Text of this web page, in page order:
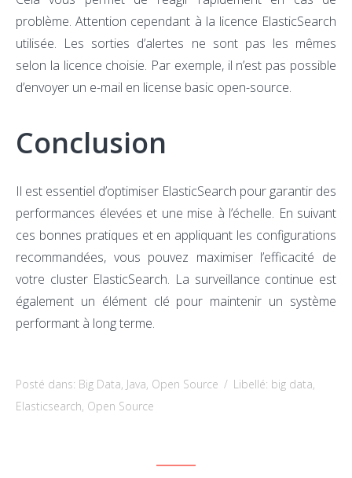
problème. Attention cependant à la licence ElasticSearch
utilisée. Les sorties d’alertes ne sont pas les mêmes
selon la licence choisie. Par exemple, il n’est pas possible
d’envoyer un e-mail en license basic open-source.
Conclusion
Il est essentiel d’optimiser ElasticSearch pour garantir des
performances élevées et une mise à l’échelle. En suivant
ces bonnes pratiques et en appliquant les configurations
recommandées, vous pouvez maximiser l’efficacité de
votre cluster ElasticSearch. La surveillance continue est
également un élément clé pour maintenir un système
performant à long terme.
Posté dans: Big Data, Java, Open Source / Libellé: big data,
Elasticsearch, Open Source